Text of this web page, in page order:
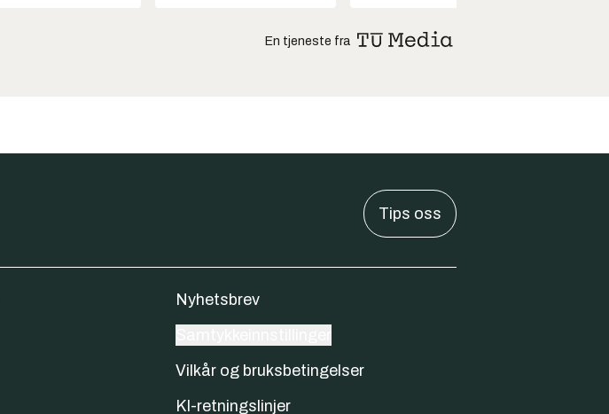
En tjeneste fra
Tips oss
Nyhetsbrev
Vilkår og bruksbetingelser
KI-retningslinjer